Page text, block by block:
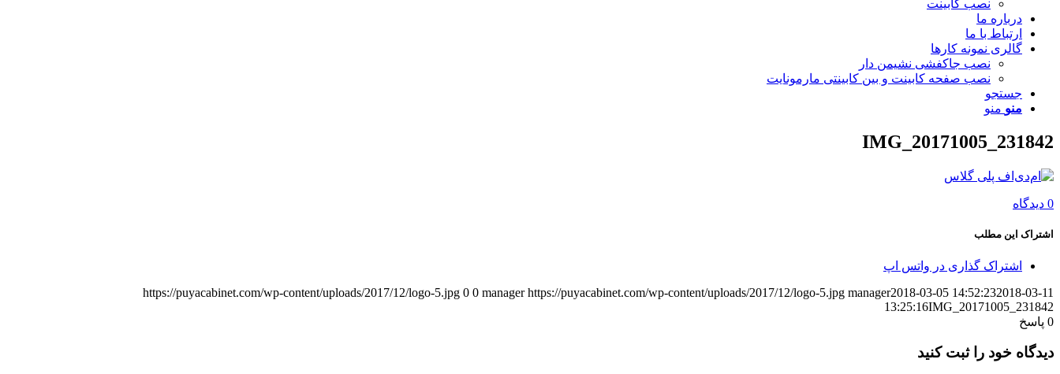
نصب کابینت
درباره ما
ارتباط با ما
گالری نمونه کارها
نصب جاکفشی نشیمن دار
نصب صفحه کابینت و بین کابینتی مارمونایت
جستجو
منو منو
IMG_20171005_231842
0 دیدگاه
اشتراک این مطلب
اشتراک گذاری در واتس اپ
https://puyacabinet.com/wp-content/uploads/2017/12/logo-5.jpg 0 0 manager https://puyacabinet.com/wp-content/uploads/2017/12/logo-5.jpg manager2018-03-05 14:52:232018-03-11
13:25:16IMG_20171005_231842
0 پاسخ
دیدگاه خود را ثبت کنید